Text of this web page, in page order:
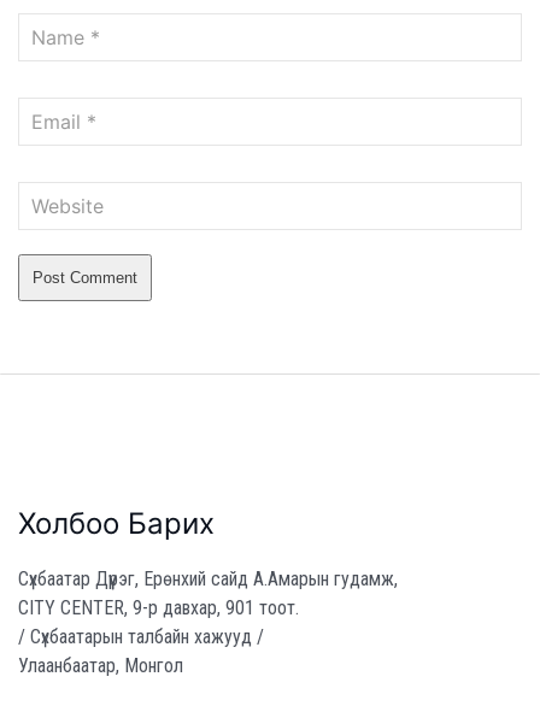
Холбоо Барих
Сүхбаатар Дүүрэг, Ерөнхий сайд А.Амарын гудамж,
CITY CENTER, 9-р давхар, 901 тоот.
/ Сүхбаатарын талбайн хажууд /
Улаанбаатар, Монгол